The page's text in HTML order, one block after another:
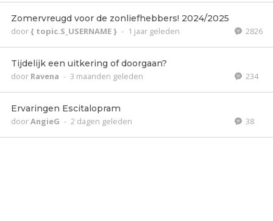
Zomervreugd voor de zonliefhebbers! 2024/2025
door{ topic.S_USERNAME } - 1 jaar geleden 2826
Tijdelijk een uitkering of doorgaan?
door Ravena - 3 maanden geleden 234
Ervaringen Escitalopram
doorAngieG - 2 dagen geleden 38